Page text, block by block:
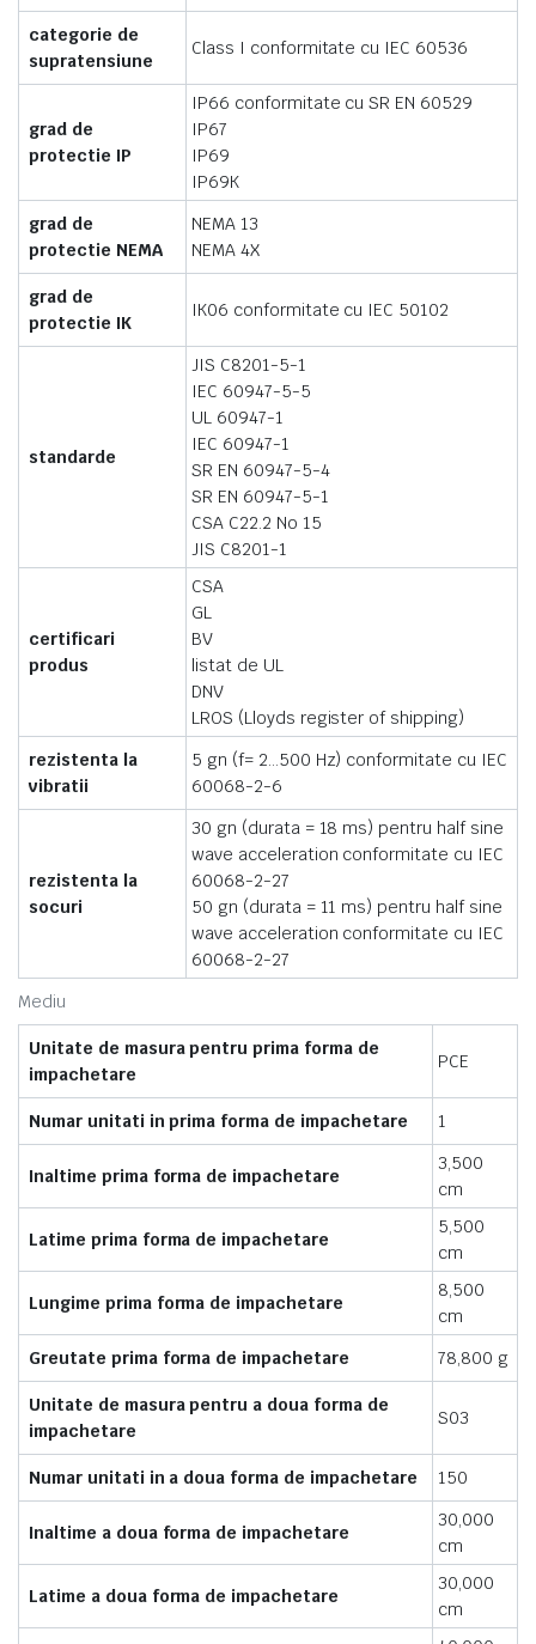
Mediu
categorie de
supratensiune
Class I conformitate cu IEC 60536
grad de
protectie IP
IP66 conformitate cu SR EN 60529
IP67
IP69
IP69K
grad de
protectie NEMA
NEMA 13
NEMA 4X
grad de
protectie IK
IK06 conformitate cu IEC 50102
standarde
JIS C8201-5-1
IEC 60947-5-5
UL 60947-1
IEC 60947-1
SR EN 60947-5-4
SR EN 60947-5-1
CSA C22.2 No 15
JIS C8201-1
certificari
produs
CSA
GL
BV
listat de UL
DNV
LROS (Lloyds register of shipping)
rezistenta la
vibratii
5 gn (f= 2…500 Hz) conformitate cu IEC
60068-2-6
rezistenta la
socuri
30 gn (durata = 18 ms) pentru half sine
wave acceleration conformitate cu IEC
60068-2-27
50 gn (durata = 11 ms) pentru half sine
wave acceleration conformitate cu IEC
60068-2-27
Unitate de masura pentru prima forma de
impachetare
PCE
Numar unitati in prima forma de impachetare 1
Inaltime prima forma de impachetare
3,500
cm
Latime prima forma de impachetare
5,500
cm
Lungime prima forma de impachetare
8,500
cm
Greutate prima forma de impachetare
78,800 g
Unitate de masura pentru a doua forma de
impachetare
S03
Numar unitati in a doua forma de impachetare 150
Inaltime a doua forma de impachetare
30,000
cm
Latime a doua forma de impachetare
30,000
cm